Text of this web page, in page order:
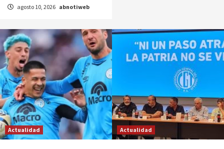
agosto 10, 2026 abnotiweb
Actualidad Actualidad